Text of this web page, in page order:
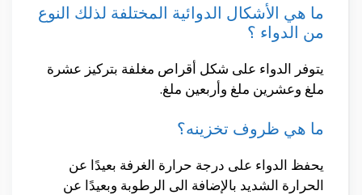
ما هي الأشكال الدوائية المختلفة لذلك النوع
من الدواء ؟
يتوفر الدواء على شكل أقراص مغلفة بتركيز عشرة
ملغ وعشرين ملغ وأربعين ملغ.
ما هي ظروف تخزينه؟
يحفظ الدواء على درجة حرارة الغرفة بعيدًا عن
الحرارة الشديد بالإضافة الى الرطوبة وبعيدًا عن